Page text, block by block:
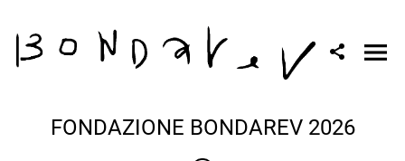
FONDAZIONE BONDAREV 2026